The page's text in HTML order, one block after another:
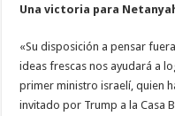
Una victoria para
«Su disposición a pensar
ideas frescas nos ayudará a
primer ministro israelí, quien
invitado por Trump a la Casa